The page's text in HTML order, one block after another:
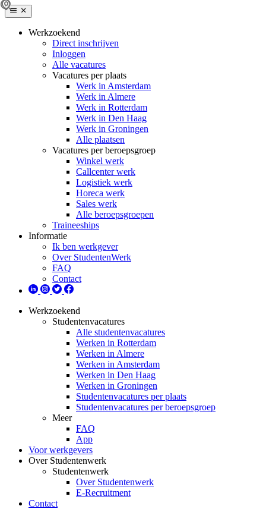
Werkzoekend
Direct inschrijven
Inloggen
Alle vacatures
Vacatures per plaats
Werk in Amsterdam
Werk in Almere
Werk in Rotterdam
Werk in Den Haag
Werk in Groningen
Alle plaatsen
Vacatures per beroepsgroep
Winkel werk
Callcenter werk
Logistiek werk
Horeca werk
Sales werk
Alle beroepsgroepen
Traineeships
Informatie
Ik ben werkgever
Over StudentenWerk
FAQ
Contact
Werkzoekend
Studentenvacatures
Alle studentenvacatures
Werken in Rotterdam
Werken in Almere
Werken in Amsterdam
Werken in Den Haag
Werken in Groningen
Studentenvacatures per plaats
Studentenvacatures per beroepsgroep
Meer
FAQ
App
Voor werkgevers
Over Studentenwerk
Studentenwerk
Over Studentenwerk
E-Recruitment
Contact